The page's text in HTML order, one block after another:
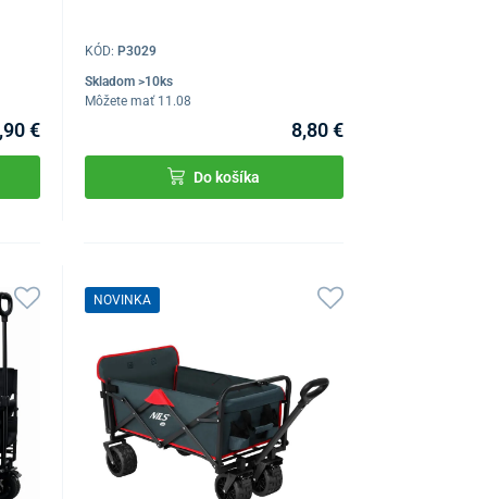
€
KÓD: P3029
Skladom >10ks
Môžete mať 11.08
8,80 €
Do košíka
NOVINKA